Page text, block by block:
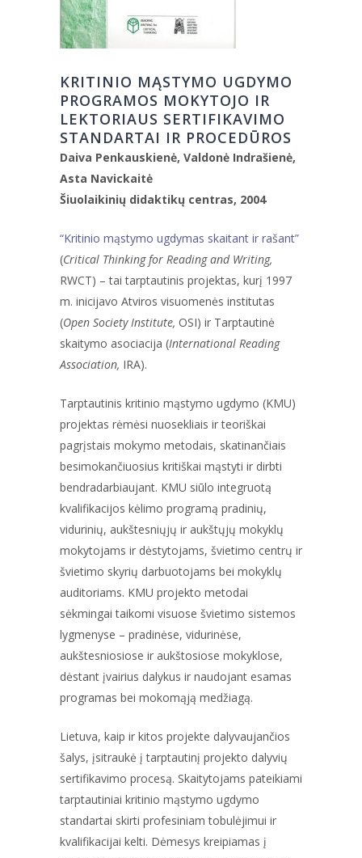
KRITINIO MĄSTYMO UGDYMO
PROGRAMOS MOKYTOJO IR
LEKTORIAUS SERTIFIKAVIMO
STANDARTAI IR PROCEDŪROS
Daiva Penkauskienė, Valdonė Indrašienė,
Asta Navickaitė
Šiuolaikinių didaktikų centras, 2004
“Kritinio mąstymo ugdymas skaitant ir rašant”
(Critical Thinking for Reading and Writing,
RWCT) – tai tarptautinis projektas, kurį 1997
m. inicijavo Atviros visuomenės institutas
(Open Society Institute, OSI) ir Tarptautinė
skaitymo asociacija (International Reading
Association, IRA).
Tarptautinis kritinio mąstymo ugdymo (KMU)
projektas rėmėsi nuosekliais ir teoriškai
pagrįstais mokymo metodais, skatinančiais
besimokančiuosius kritiškai mąstyti ir dirbti
bendradarbiaujant. KMU siūlo integruotą
kvalifikacijos kėlimo programą pradinių,
vidurinių, aukštesniųjų ir aukštųjų mokyklų
mokytojams ir dėstytojams, švietimo centrų ir
švietimo skyrių darbuotojams bei mokyklų
auditoriams. KMU projekto metodai
sėkmingai taikomi visuose švietimo sistemos
lygmenyse – pradinėse, vidurinėse,
aukštesniosiose ir aukštosiose mokyklose,
dėstant įvairius dalykus ir naudojant esamas
programas bei mokomąją medžiagą.
Lietuva, kaip ir kitos projekte dalyvaujančios
šalys, įsitraukė į tarptautinį projekto dalyvių
sertifikavimo procesą. Skaitytojams pateikiami
tarptautiniai kritinio mąstymo ugdymo
standartai skirti profesiniam tobulėjimui ir
kvalifikacijai kelti. Dėmesys kreipiamas į